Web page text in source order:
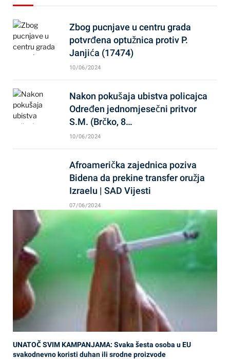
Zbog pucnjave u centru grada
potvrđena optužnica protiv P.
Janjića (17474)
10/06/2024
Nakon pokušaja ubistva policajca
Određen jednomjesečni pritvor
S.M. (Brčko, 8…
10/06/2024
Afroamerička zajednica poziva
Bidena da prekine transfer oružja
Izraelu | SAD Vijesti
07/06/2024
UNATOČ SVIM KAMPANJAMA: Svaka šesta osoba u EU
svakodnevno koristi duhan ili srodne proizvode